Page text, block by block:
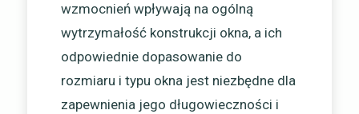
wzmocnień wpływają na ogólną
wytrzymałość konstrukcji okna, a ich
odpowiednie dopasowanie do
rozmiaru i typu okna jest niezbędne dla
zapewnienia jego długowieczności i